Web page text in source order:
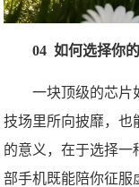
04 如何选择你
一块顶级的芯片
技场里所向披靡，也
的意义，在于选择一
部手机既能陪你征服